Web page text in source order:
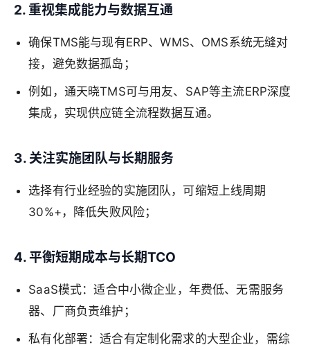
2. 重视集成能力与数据互通
确保TMS能与现有ERP、WMS、OMS系统无缝对
接，避免数据孤岛；
例如，通天晓TMS可与用友、SAP等主流ERP深度
集成，实现供应链全流程数据互通。
3. 关注实施团队与长期服务
选择有行业经验的实施团队，可缩短上线周期
30%+，降低失败风险；
4. 平衡短期成本与长期TCO
SaaS模式：适合中小微企业，年费低、无需服务
器、厂商负责维护；
私有化部署：适合有定制化需求的大型企业，需综